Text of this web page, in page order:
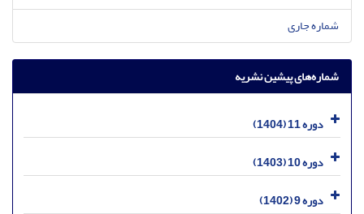
شماره جاری
شماره‌های پیشین نشریه
دوره 11 (1404)
دوره 10 (1403)
دوره 9 (1402)